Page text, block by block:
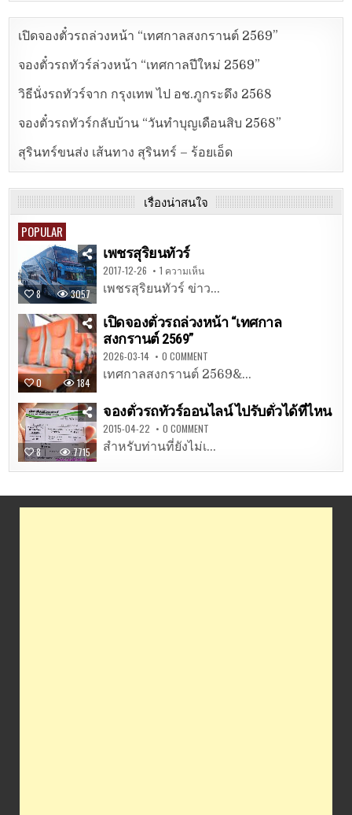
เปิดจองตั๋วรถล่วงหน้า “เทศกาลสงกรานต์ 2569”
จองตั๋วรถทัวร์ล่วงหน้า “เทศกาลปีใหม่ 2569”
วิธีนั่งรถทัวร์จาก กรุงเทพ ไป อช.ภูกระดึง 2568
จองตั๋วรถทัวร์กลับบ้าน “วันทำบุญเดือนสิบ 2568”
สุรินทร์ขนส่ง เส้นทาง สุรินทร์ – ร้อยเอ็ด
เรื่องน่าสนใจ
POPULAR
8 3057
เพชรสุริยนทัวร์
2017-12-26 1 ความเห็น
เพชรสุริยนทัวร์ ข่าว...
0 184
เปิดจองตั๋วรถล่วงหน้า “เทศกาล
สงกรานต์ 2569”
2026-03-14 0 COMMENT
เทศกาลสงกรานต์ 2569&...
8 7715
จองตั๋วรถทัวร์ออนไลน์ ไปรับตั๋วได้ที่ไหน
2015-04-22 0 COMMENT
สำหรับท่านที่ยังไม่เ...